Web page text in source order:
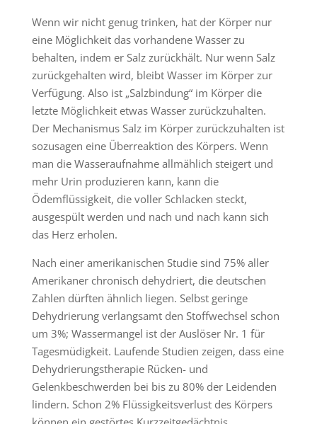
Wenn wir nicht genug trinken, hat der Körper nur
eine Möglichkeit das vorhandene Wasser zu
behalten, indem er Salz zurückhält. Nur wenn Salz
zurückgehalten wird, bleibt Wasser im Körper zur
Verfügung. Also ist „Salzbindung“ im Körper die
letzte Möglichkeit etwas Wasser zurückzuhalten.
Der Mechanismus Salz im Körper zurückzuhalten ist
sozusagen eine Überreaktion des Körpers. Wenn
man die Wasseraufnahme allmählich steigert und
mehr Urin produzieren kann, kann die
Ödemflüssigkeit, die voller Schlacken steckt,
ausgespült werden und nach und nach kann sich
das Herz erholen.
Nach einer amerikanischen Studie sind 75% aller
Amerikaner chronisch dehydriert, die deutschen
Zahlen dürften ähnlich liegen. Selbst geringe
Dehydrierung verlangsamt den Stoffwechsel schon
um 3%; Wassermangel ist der Auslöser Nr. 1 für
Tagesmüdigkeit. Laufende Studien zeigen, dass eine
Dehydrierungstherapie Rücken- und
Gelenkbeschwerden bei bis zu 80% der Leidenden
lindern. Schon 2% Flüssigkeitsverlust des Körpers